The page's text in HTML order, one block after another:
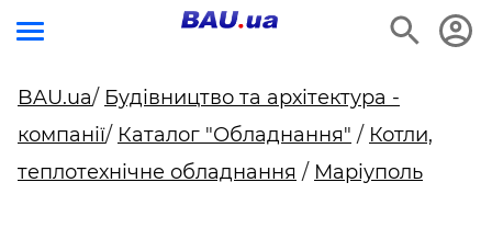
BAU.ua/ Будівництво та архітектура -
компанії/ Каталог "Обладнання" / Котли,
теплотехнічне обладнання / Маріуполь